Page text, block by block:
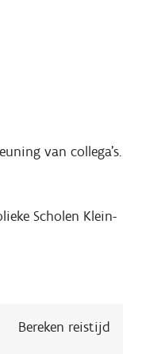
van collega's.
Scholen Klein-
Bereken reistijd